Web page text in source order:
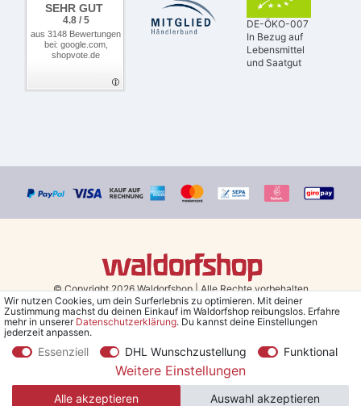
SEHR GUT
4.8 / 5
aus 3148 Bewertungen
bei: google.com,
shopvote.de
DE-ÖKO-007
In Bezug auf
Lebensmittel
und Saatgut
© Copyright 2026 Waldorfshop|Alle Rechte vorbehalten.
Bestellungen mit Prio Versand bis 13 Uhr, garantierter Versand am
*Kostenlose Lieferung in Deutschland und Österreich ab 79 €.
nur für Sparversand - ausgenommen Sperrgut und Speditionsware)
**Den 5€ Gutschein erhältst du nach Bestätigung des Newsletters
Wir nutzen Cookies, um dein Surferlebnis zu optimieren. Mit deiner
Zustimmung machst du deinen Einkauf im Waldorfshop reibungslos. Erfahre
mehr in unserer Daten­schutz­erklärung. Du kannst deine Einstellungen
jederzeit anpassen.
Essenziell DHL Wunschzustellung Funktional
Weitere Einstellungen
Alle akzeptieren Auswahl akzeptieren